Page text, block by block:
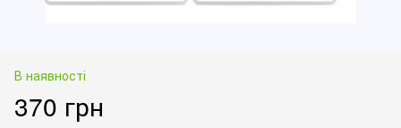
В наявності
370 грн